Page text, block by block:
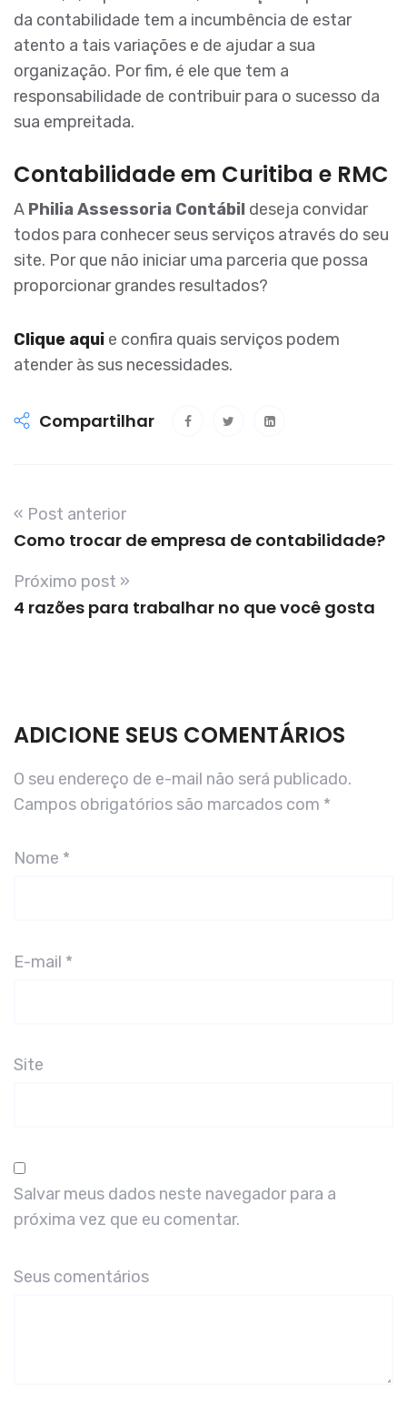
da contabilidade tem a incumbência de estar
atento a tais variações e de ajudar a sua
organização. Por fim, é ele que tem a
responsabilidade de contribuir para o sucesso da
sua empreitada.
Contabilidade em Curitiba e RMC
A Philia Assessoria Contábil deseja convidar
todos para conhecer seus serviços através do seu
site. Por que não iniciar uma parceria que possa
proporcionar grandes resultados?
Clique aqui e confira quais serviços podem
atender às sus necessidades.
Compartilhar
« Post anterior
Como trocar de empresa de contabilidade?
Próximo post »
4 razões para trabalhar no que você gosta
ADICIONE SEUS COMENTÁRIOS
O seu endereço de e-mail não será publicado.
Campos obrigatórios são marcados com *
Nome *
E-mail *
Site
Salvar meus dados neste navegador para a
próxima vez que eu comentar.
Seus comentários